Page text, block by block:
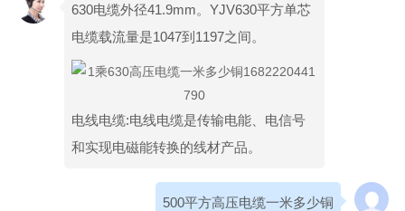
630电缆外径41.9mm。YJV630平方单芯
电缆载流量是1047到1197之间。
电线电缆:电线电缆是传输电能、电信号
和实现电磁能转换的线材产品。
500平方高压电缆一米多少铜